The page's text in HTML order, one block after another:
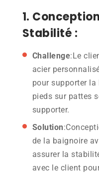
1.
Stabilité :
Challenge:Le
acier
pour supporter la
pieds sur pattes
supporter.
Solution
de la baignoire
assurer la
avec le client